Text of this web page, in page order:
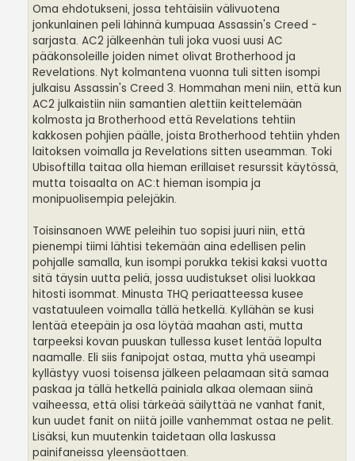
Oma ehdotukseni, jossa tehtäisiin välivuotena
jonkunlainen peli lähinnä kumpuaa Assassin's Creed -
sarjasta. AC2 jälkeenhän tuli joka vuosi uusi AC
pääkonsoleille joiden nimet olivat Brotherhood ja
Revelations. Nyt kolmantena vuonna tuli sitten isompi
julkaisu Assassin's Creed 3. Hommahan meni niin, että kun
AC2 julkaistiin niin samantien alettiin keittelemään
kolmosta ja Brotherhood että Revelations tehtiin
kakkosen pohjien päälle, joista Brotherhood tehtiin yhden
laitoksen voimalla ja Revelations sitten useamman. Toki
Ubisoftilla taitaa olla hieman erillaiset resurssit käytössä,
mutta toisaalta on AC:t hieman isompia ja
monipuolisempia pelejäkin.
Toisinsanoen WWE peleihin tuo sopisi juuri niin, että
pienempi tiimi lähtisi tekemään aina edellisen pelin
pohjalle samalla, kun isompi porukka tekisi kaksi vuotta
sitä täysin uutta peliä, jossa uudistukset olisi luokkaa
hitosti isommat. Minusta THQ periaatteessa kusee
vastatuuleen voimalla tällä hetkellä. Kyllähän se kusi
lentää eteepäin ja osa löytää maahan asti, mutta
tarpeeksi kovan puuskan tullessa kuset lentää lopulta
naamalle. Eli siis fanipojat ostaa, mutta yhä useampi
kyllästyy vuosi toisensa jälkeen pelaamaan sitä samaa
paskaa ja tällä hetkellä painiala alkaa olemaan siinä
vaiheessa, että olisi tärkeää säilyttää ne vanhat fanit,
kun uudet fanit on niitä joille vanhemmat ostaa ne pelit.
Lisäksi, kun muutenkin taidetaan olla laskussa
painifaneissa yleensäottaen.